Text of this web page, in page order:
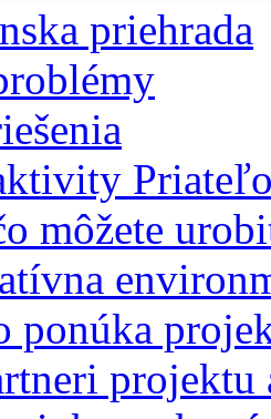
priehrada
môžete
ponúka
projektu